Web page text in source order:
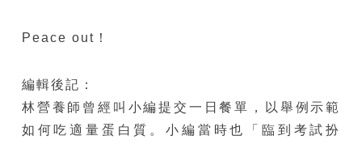
Peace out！
編輯後記：
林營養師曾經叫小編提交一日餐單，以舉例示範
如何吃適量蛋白質。小編當時也「臨到考試扮